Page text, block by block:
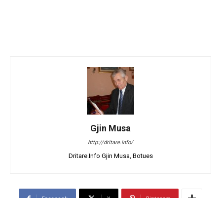
Gjin Musa
http://dritare.info/
Dritare.Info Gjin Musa, Botues